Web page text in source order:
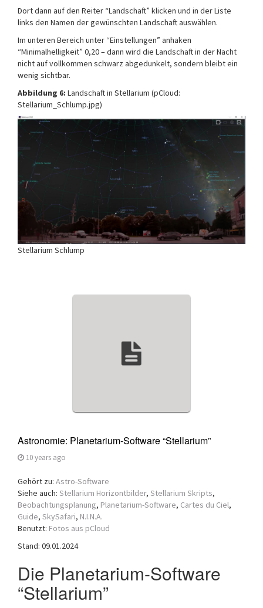
Dort dann auf den Reiter “Landschaft” klicken und in der Liste
links den Namen der gewünschten Landschaft auswählen.
Im unteren Bereich unter “Einstellungen” anhaken
“Minimalhelligkeit” 0,20 – dann wird die Landschaft in der Nacht
nicht auf vollkommen schwarz abgedunkelt, sondern bleibt ein
wenig sichtbar.
Abbildung 6: Landschaft in Stellarium (pCloud:
Stellarium_Schlump.jpg)
Stellarium Schlump
Astronomie: Planetarium-Software “Stellarium”
10 years ago
Gehört zu: Astro-Software
Siehe auch: Stellarium Horizontbilder, Stellarium Skripts,
Beobachtungsplanung, Planetarium-Software, Cartes du Ciel,
Guide, SkySafari, N.I.N.A.
Benutzt: Fotos aus pCloud
Stand: 09.01.2024
Die Planetarium-Software
“Stellarium”